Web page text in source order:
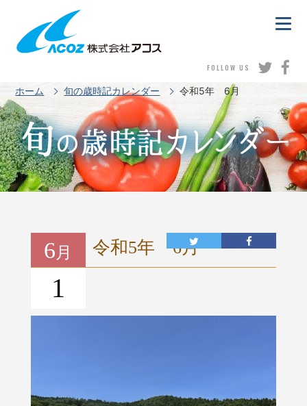
FOLLOW US
ホーム 旬の歳時記カレンダー 令和5年 6月
6 月
1
令和5年 6月